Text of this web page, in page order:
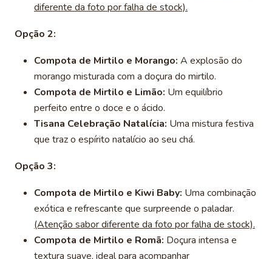
diferente da foto por falha de stock).
Opção 2:
Compota de Mirtilo e Morango: A explosão do
morango misturada com a doçura do mirtilo.
Compota de Mirtilo e Limão: Um equilíbrio
perfeito entre o doce e o ácido.
Tisana Celebração Natalícia: Uma mistura festiva
que traz o espírito natalício ao seu chá.
Opção 3:
Compota de Mirtilo e Kiwi Baby: Uma combinação
exótica e refrescante que surpreende o paladar.
(Atenção sabor diferente da foto por falha de stock).
Compota de Mirtilo e Romã: Doçura intensa e
textura suave, ideal para acompanhar